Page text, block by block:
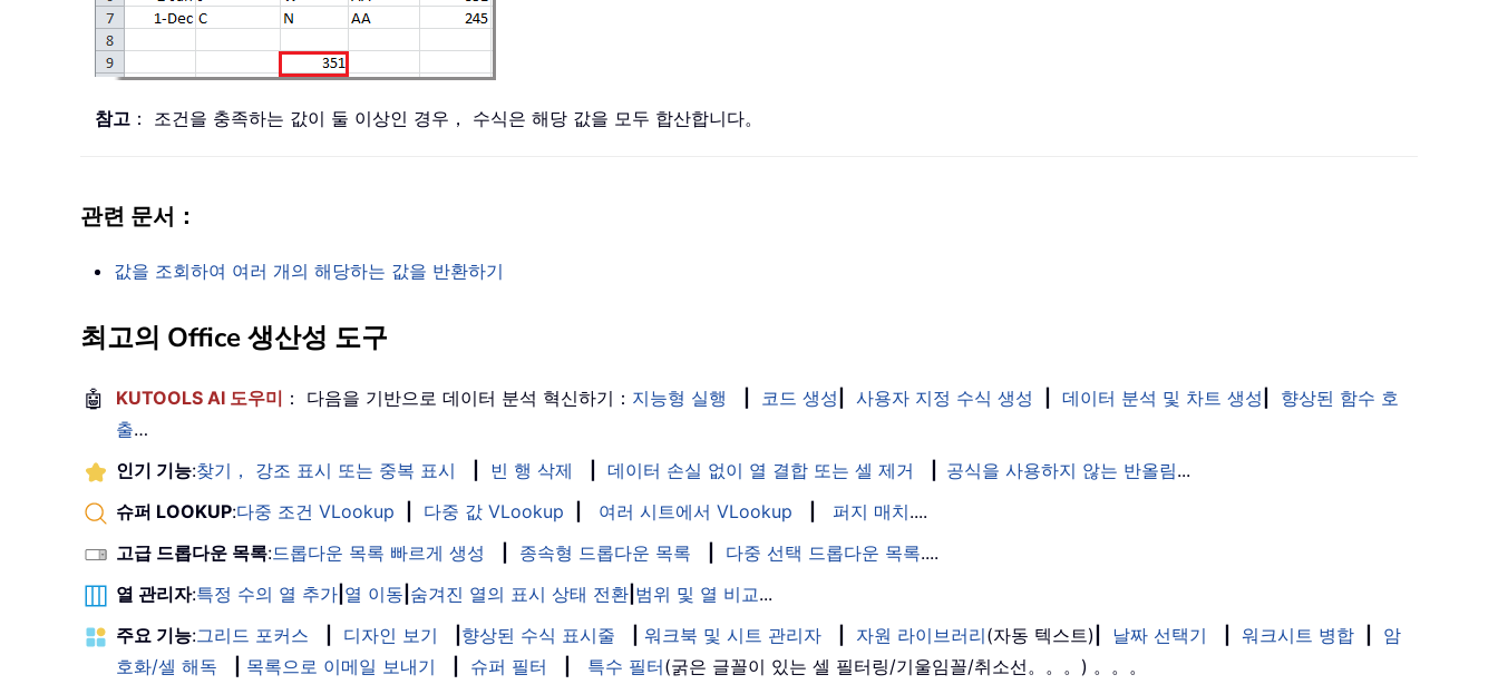
참고 ： 조건을 충족하는 값이 둘 이상인 경우， 수식은 해당 값을 모두 합산합니다。
관련 문서：
값을 조회하여 여러 개의 해당하는 값을 반환하기
최고의 Office 생산성 도구
🤖 KUTOOLS AI 도우미 ： 다음을 기반으로 데이터 분석 혁신하기： 지능형 실행 코드 생성 사용자 지정 수식 생성 데이터 분석 및 차트 생성
향상된 함수 호
출…
인기 기능:찾기， 강조 표시 또는 중복 표시 빈 행 삭제 데이터 손실 없이 열 결합 또는 셀 제거 공식을 사용하지 않는 반올림...
슈퍼 LOOKUP:다중 조건 VLookup 다중 값 VLookup 여러 시트에서 VLookup 퍼지 매치....
고급 드롭다운 목록:드롭다운 목록 빠르게 생성 종속형 드롭다운 목록 다중 선택 드롭다운 목록....
열 관리자:특정 수의 열 추가 열 이동 숨겨진 열의 표시 상태 전환 범위 및 열 비교...
주요 기능:그리드 포커스 디자인 보기 향상된 수식 표시줄 워크북 및 시트 관리자 자원 라이브러리(자동 텍스트) 날짜 선택기 워크시트 병합
암
호화/셀 해독
목록으로 이메일 보내기 슈퍼 필터 특수 필터(굵은 글꼴이 있는 셀 필터링/기울임꼴/취소선。。。) 。。。